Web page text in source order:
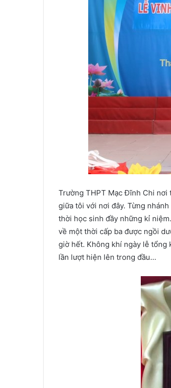
Trường THPT Mạc Đĩnh Chi
giữa tôi với nơi đây. Từng
thời học sinh đầy những kỉ
về một thời cấp ba được ngồi
giờ hết. Không khí ngày lễ tổng
lần lượt hiện lên trong đầu…